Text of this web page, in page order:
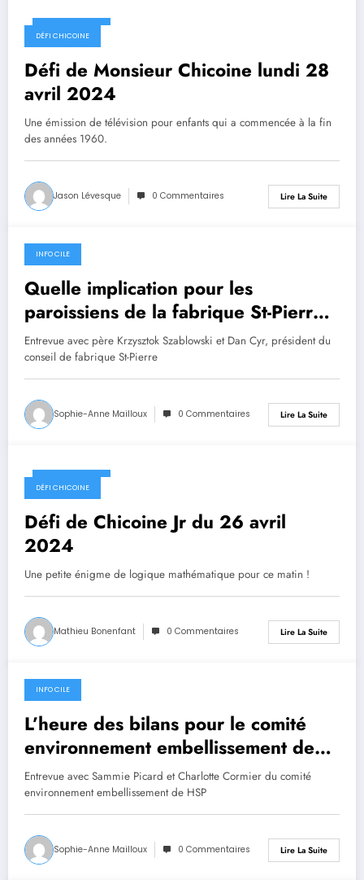
29 avril 2024
DÉFI CHICOINE
Défi de Monsieur Chicoine lundi 28
avril 2024
Une émission de télévision pour enfants qui a commencée à la fin
des années 1960.
Jason Lévesque 0 Commentaires Lire La Suite
26 avril 2024
INFO CILE
Quelle implication pour les
paroissiens de la fabrique St-Pierre
?
Entrevue avec père Krzysztok Szablowski et Dan Cyr, président du
conseil de fabrique St-Pierre
Sophie-Anne Mailloux 0 Commentaires Lire La Suite
26 avril 2024
DÉFI CHICOINE
Défi de Chicoine Jr du 26 avril
2024
Une petite énigme de logique mathématique pour ce matin !
Mathieu Bonenfant 0 Commentaires Lire La Suite
25 avril 2024
INFO CILE
L’heure des bilans pour le comité
environnement embellissement de
Havre-St-Pierre
Entrevue avec Sammie Picard et Charlotte Cormier du comité
environnement embellissement de HSP
Sophie-Anne Mailloux 0 Commentaires Lire La Suite